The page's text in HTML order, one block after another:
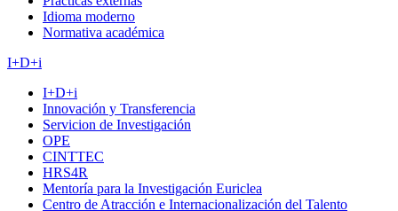
Idioma moderno
Normativa académica
I+D+i
I+D+i
Innovación y Transferencia
Servicion de Investigación
OPE
CINTTEC
HRS4R
Mentoría para la Investigación Euriclea
Centro de Atracción e Internacionalización del Talento